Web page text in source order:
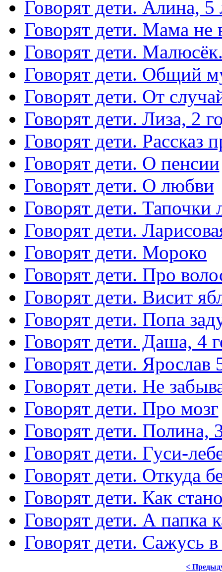
Говорят дети. Алина, 5
Говорят дети. Мама не
Говорят дети.
Говорят дети. Общий
Говорят дети. От
Говорят дети. Лиза, 2
Говорят дети. Рассказ
Говорят дети. О пенсии
Говорят дети. О любви
Говорят дети. Тапочки
Говорят дети.
Говорят дети. Мороко
Говорят дети. Про
Говорят дети. Висит
Говорят дети. Попа
Говорят дети. Даша, 4
Говорят дети. Ярослав
Говорят дети. Не
Говорят дети. Про мозг
Говорят дети. Полина,
Говорят дети. Гуси-
Говорят дети. Откуда
Говорят дети. Как
Говорят дети. А папка
Говорят дети. Сажусь
<